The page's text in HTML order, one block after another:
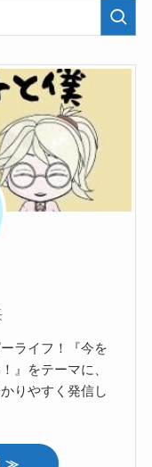
ライフ！『今を
』をテーマに、
りやすく発信し
≫